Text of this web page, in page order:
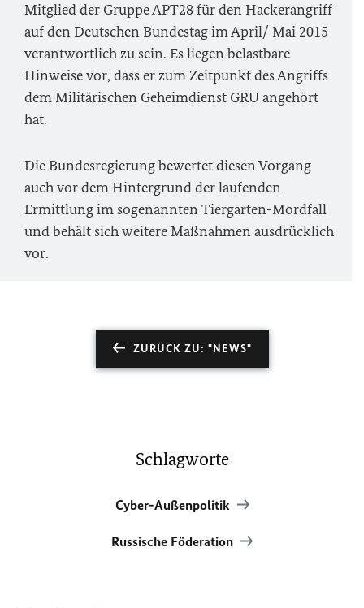
Mitglied der Gruppe APT28 für den Hackerangriff
auf den Deutschen Bundestag im April/ Mai 2015
verantwortlich zu sein. Es liegen belastbare
Hinweise vor, dass er zum Zeitpunkt des Angriffs
dem Militärischen Geheimdienst GRU angehört
hat.
Die Bundesregierung bewertet diesen Vorgang
auch vor dem Hintergrund der laufenden
Ermittlung im sogenannten Tiergarten-Mordfall
und behält sich weitere Maßnahmen ausdrücklich
vor.
ZURÜCK ZU: "NEWS"
Schlagworte
Cyber-Außenpolitik
Russische Föderation